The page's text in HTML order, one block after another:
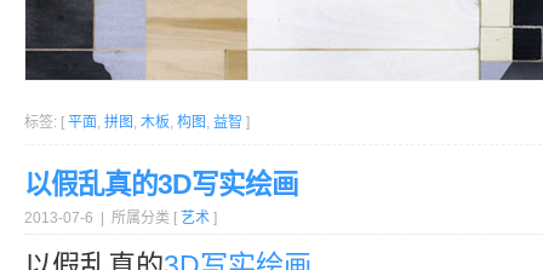
标签: [ 平面, 拼图 , 木板, 构图 , 益智 ]
以假乱真的3D写实绘画
2013-07-6 | 所属分类 [ 艺术 ]